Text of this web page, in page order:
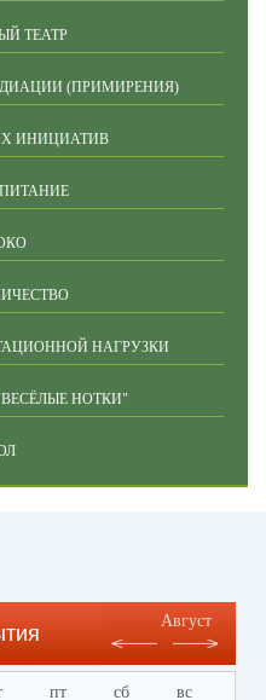
ТЕАТР
(ПРИМИРЕНИЯ)
ИНИЦИАТИВ
НАГРУЗКИ
НОТКИ"
Август
пт сб вс